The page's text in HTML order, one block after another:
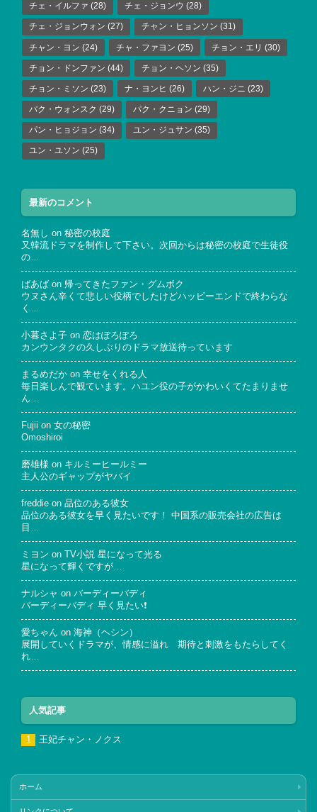
チェ・イルファ (28) チェ・ジョンウ (28)
チェ・ジョンウォン (27) チャン・ヒョンソン (31)
チャン・ヨン (24) チャ・ファヨン (25) チョン・エリ (30)
チョン・ドンファン (44) チョン・ヘソン (35)
チョン・ミソン (23) ナ・ヨンヒ (26) ハン・ジニ (23)
パク・ウォンスク (29) パク・クニョン (29)
パン・ヒョジョン (34) ユン・ジュサン (35)
ユン・ユソン (25)
最新のコメント
名無し on 秘密の校庭
又韓流ドラマを制作して下さい。次回からは秘密の校庭で生徒役
の…
ばあば on 帰ってきたファン・グムボク
ウヌさん辛くて悲しい役柄でしたけどハッピーエンドで終わらな
く…
小暮さよ子 on 恋はぽろぽろ
カンウンタクの久しぶりのドラマ放送待っています
まるめだか on 幸せをくれる人
毎日楽しんで観ています。ハユン役の子がかわいくてたまりませ
ん…
Fujii on 女の秘密
Omoshiroi
磨雄様 on キルミーヒールミー
主人公のギャップがヤバイ
freddie on 品位のある彼女
品位のある彼女を早く見たいです！ 中国系の販売会社の広告は
目…
ミヨン on
TV小説 星になって光る
星になって輝くですが…
ナルシャ on バーディーバディ
バーディーバディ 早く見たい❗
愛ちゃん on 海神（ヘシン）
展開していくドラマが、情感に溢れ 期待と刺激をもたらしてく
れ…
人気記事
王妃チャン・ノクス
ホーム